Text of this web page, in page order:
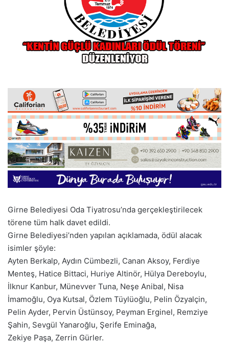
Girne Belediyesi Oda Tiyatrosu’nda gerçekleştirilecek
törene tüm halk davet edildi.
Girne Belediyesi’nden yapılan açıklamada, ödül alacak
isimler şöyle:
Ayten Berkalp, Aydın Cümbezli, Canan Aksoy, Ferdiye
Menteş, Hatice Bittaci, Huriye Altinör, Hülya Dereboylu,
İlknur Kanbur, Münevver Tuna, Neşe Anibal, Nisa
İmamoğlu, Oya Kutsal, Özlem Tüylüoğlu, Pelin Özyalçin,
Pelin Ayder, Pervin Üstünsoy, Peyman Erginel, Remziye
Şahin, Sevgül Yanaroğlu, Şerife Eminağa,
Zekiye Paşa, Zerrin Gürler.